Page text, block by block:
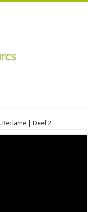
Reclame | Deel 2